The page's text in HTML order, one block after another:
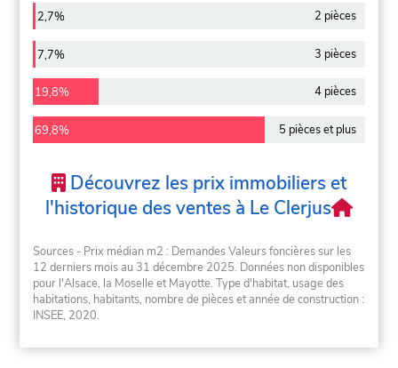
2,7% 2 pièces
7,7% 3 pièces
19,8% 4 pièces
69,8% 5 pièces et plus
Découvrez les prix immobiliers et
l'historique des ventes à Le Clerjus
Sources - Prix médian m2 : Demandes Valeurs foncières sur les
12 derniers mois au 31 décembre 2025. Données non disponibles
pour l'Alsace, la Moselle et Mayotte. Type d'habitat, usage des
habitations, habitants, nombre de pièces et année de construction :
INSEE, 2020.